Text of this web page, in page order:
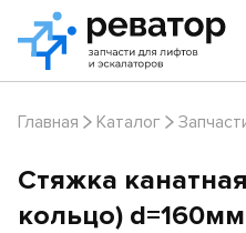
Главная Каталог
Стяжка
кольцо)